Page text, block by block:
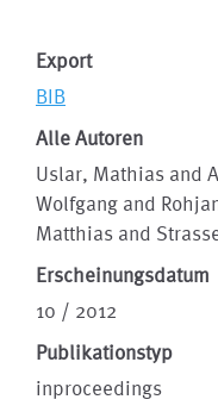
Export
BIB
Alle Autoren
Uslar, Mathias and
Wolfgang and
Matthias and
Erscheinungsdatum
10 / 2012
Publikationstyp
inproceedings